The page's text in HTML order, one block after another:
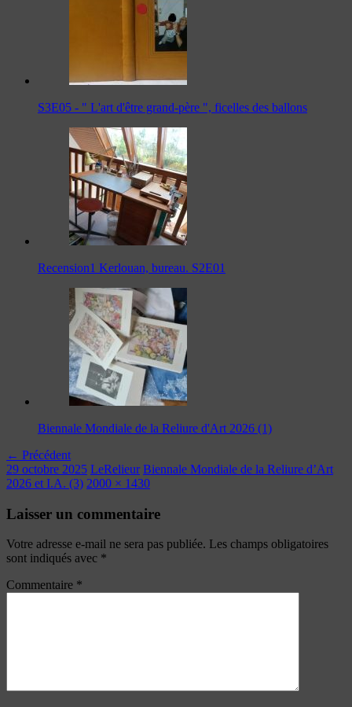
S3E05 - " L'art d'être grand-père ", ficelles des ballons
Recension1 Kerlouan, bureau. S2E01
Biennale Mondiale de la Reliure d'Art 2026 (1)
← Précédent
29 octobre 2025 LeRelieur Biennale Mondiale de la Reliure d’Art
2026 et I.A. (3) 2000 × 1430
Laisser un commentaire
Votre adresse e-mail ne sera pas publiée. Les champs obligatoires
sont indiqués avec *
Commentaire *